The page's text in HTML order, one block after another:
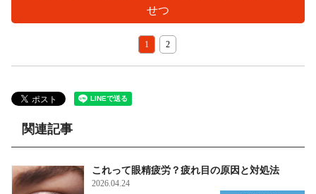
せつ
1 2
関連記事
これって眼精疲労？疲れ目の原因と対処法
2026.04.24